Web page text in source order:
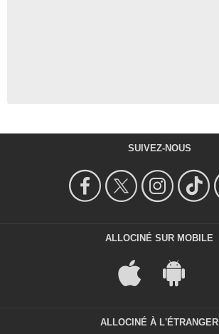
SUIVEZ-NOUS
ALLOCINÉ SUR MOBILE
ALLOCINÉ À L'ÉTRANGER